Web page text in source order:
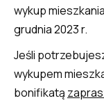
wykup
grudnia 2023 r.
Jeśli
wykupem
bonifikatą